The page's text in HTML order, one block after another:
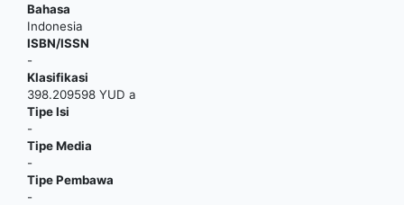
Bahasa
Indonesia
ISBN/ISSN
-
Klasifikasi
398.209598 YUD a
Tipe Isi
-
Tipe Media
-
Tipe Pembawa
-